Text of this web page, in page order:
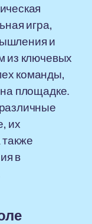
игра,
и
из ключевых
команды,
на площадке.
их
в